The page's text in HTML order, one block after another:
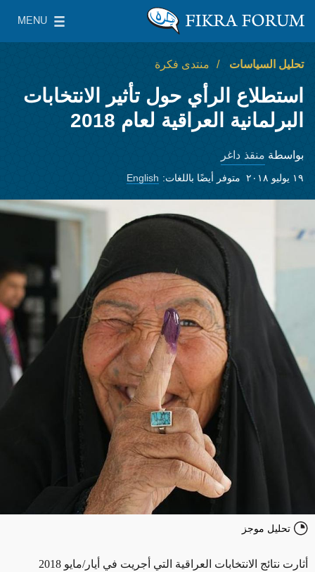
معهد واشنطن لسياسات الشرق الأدنى
MENU
Main Menu
تحليل السياسات منتدى فكرة
استطلاع الرأي حول تأثير الانتخابات
البرلمانية العراقية لعام 2018
بواسطة منقذ داغر
١٩ يوليو ٢٠١٨ متوفر أيضًا باللغات: English
تحليل موجز
أثارت نتائج الانتخابات العراقية التي أجريت في أيار/مايو 2018